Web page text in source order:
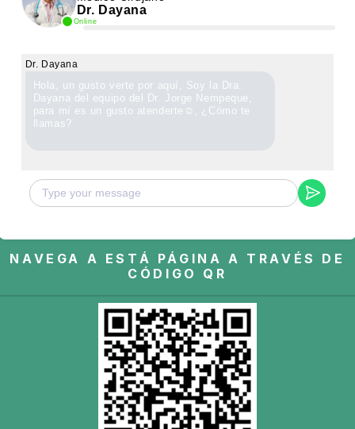
Online
Dr. Dayana
Dr. Dayana
Hola, un gusto verte por aquí, Soy la Dra.
Dayana del equipo del Dr. Jorge Nempeque,
para mí es un gusto atenderte☺, ¿Cómo te
llamas?
NAVEGA A ESTÁ PÁGINA A TRAVÉS DE
CÓDIGO QR